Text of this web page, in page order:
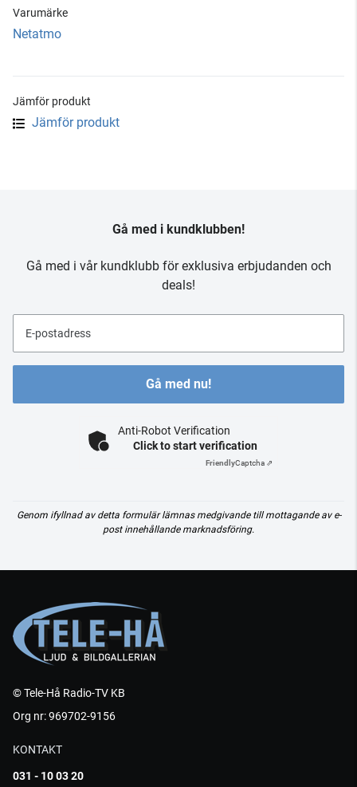
Varumärke
Netatmo
Jämför produkt
Jämför produkt
Gå med i kundklubben!
Gå med i vår kundklubb för exklusiva erbjudanden och
deals!
E-postadress
Gå med nu!
Anti-Robot Verification
Click to start verification
FriendlyCaptcha ⇗
Genom ifyllnad av detta formulär lämnas medgivande till mottagande av e-
post innehållande marknadsföring.
© Tele-Hå Radio-TV KB
Org nr: 969702-9156
KONTAKT
031 - 10 03 20